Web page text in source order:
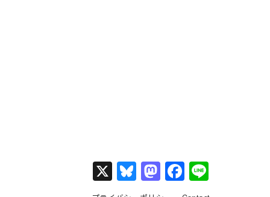
X Bl
u
M
a
F
a